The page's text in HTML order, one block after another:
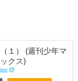
１） (週刊少年マ
クス)